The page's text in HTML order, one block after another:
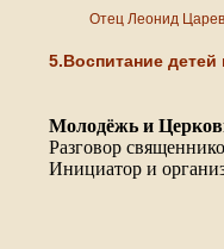
Отец Леонид
5.Воспитание
Молодёжь и
Разговор
Инициатор и